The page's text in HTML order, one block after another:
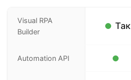
Visual RPA
Builder
Так
Automation API